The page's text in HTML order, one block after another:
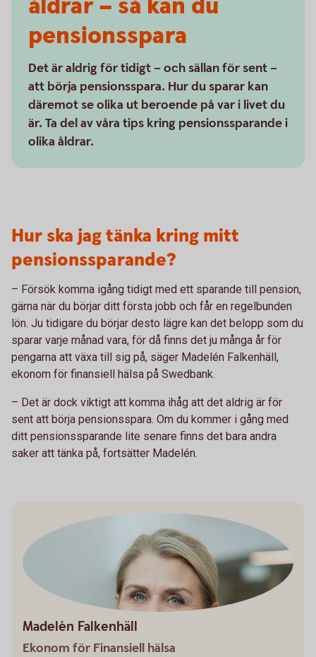
pensionsspara
Det är aldrig för tidigt – och sällan för sent –
att börja pensionsspara. Hur du sparar kan
däremot se olika ut beroende på var i livet du
är. Ta del av våra tips kring pensionssparande i
olika åldrar.
Hur ska jag tänka kring mitt
pensionssparande?
– Försök komma igång tidigt med ett sparande till pension,
gärna när du börjar ditt första jobb och får en regelbunden
lön. Ju tidigare du börjar desto lägre kan det belopp som du
sparar varje månad vara, för då finns det ju många år för
pengarna att växa till sig på, säger Madelén Falkenhäll,
ekonom för finansiell hälsa på Swedbank.
– Det är dock viktigt att komma ihåg att det aldrig är för
sent att börja pensionsspara. Om du kommer i gång med
ditt pensionssparande lite senare finns det bara andra
saker att tänka på, fortsätter Madelén.
Madelén Falkenhäll
Ekonom för Finansiell hälsa